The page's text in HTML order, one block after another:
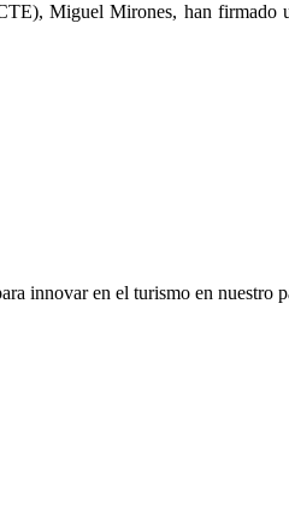
Miguel Mirones, han firmado
innovar en el turismo en nuestro